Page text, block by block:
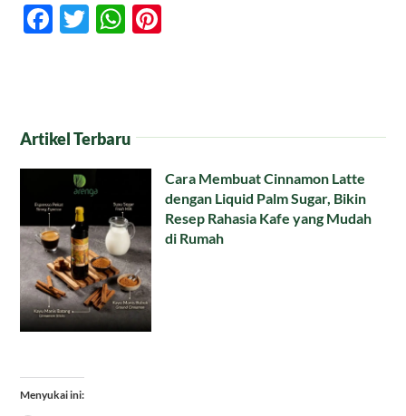
Facebook
TwitterWhatsApp
Artikel Terbaru
Cara Membuat Cinnamon Latte
dengan Liquid Palm Sugar, Bikin
Resep Rahasia Kafe yang Mudah
di Rumah
Menyukai ini: